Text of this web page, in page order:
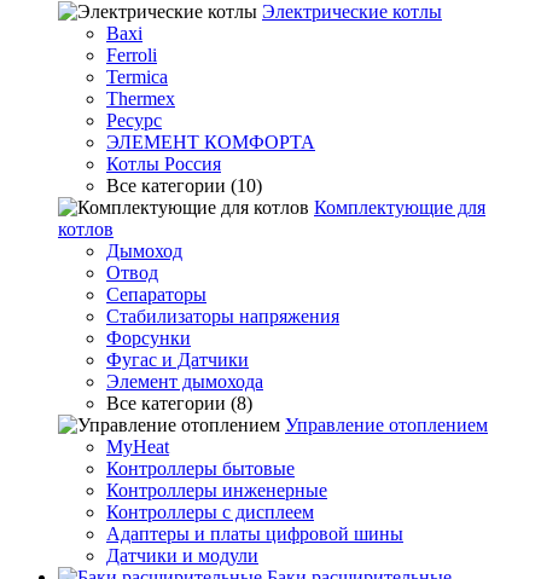
Электрические котлы
Baxi
Ferroli
Termica
Thermex
Ресурс
ЭЛЕМЕНТ КОМФОРТА
Котлы Россия
Все категории (10)
Комплектующие для
котлов
Дымоход
Отвод
Сепараторы
Стабилизаторы напряжения
Форсунки
Фугас и Датчики
Элемент дымохода
Все категории (8)
Управление отоплением
MyHeat
Контроллеры бытовые
Контроллеры инженерные
Контроллеры с дисплеем
Адаптеры и платы цифровой шины
Датчики и модули